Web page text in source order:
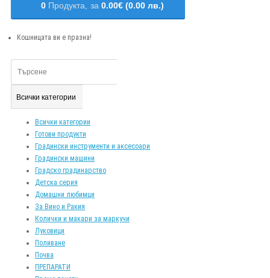
0 Продукта, за 0.00€ (0.00 лв.)
Кошницата ви е празна!
Всички категории
Всички категории
Готови продукти
Градински инструменти и аксесоари
Градински машини
Градско градинарство
Детска серия
Домашни любимци
За Вино и Ракия
Колички и макари за маркучи
Луковици
Поливане
Почва
ПРЕПАРАТИ